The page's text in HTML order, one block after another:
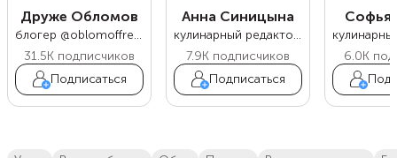
Друже Обломов
блогер @oblomoffrecipe
31.5K подписчиков
Подписаться
Анна Синицына
кулинарный редактор Food.ru
7.9K подписчиков
Подписаться
Софья
6.0K